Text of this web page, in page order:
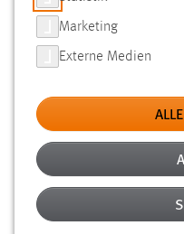
Aufbau
Relevanz:
Studiengang
Marketing
Externe Medien